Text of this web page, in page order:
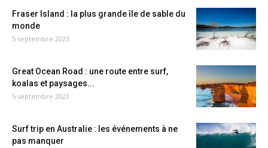
Fraser Island : la plus grande île de sable du
monde
5 septembre 2023
Great Ocean Road : une route entre surf,
koalas et paysages...
5 septembre 2023
Surf trip en Australie : les événements à ne
pas manquer